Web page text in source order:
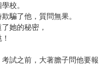
校。
騙了他，質問無果。
她的秘密，
試之前，大著膽子問他要報